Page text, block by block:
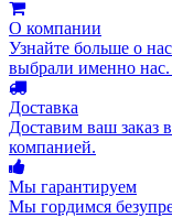
О компании
Узнайте больше о
выбрали именно
Доставка
Доставим ваш заказ
компанией.
Мы гарантируем
Мы гордимся